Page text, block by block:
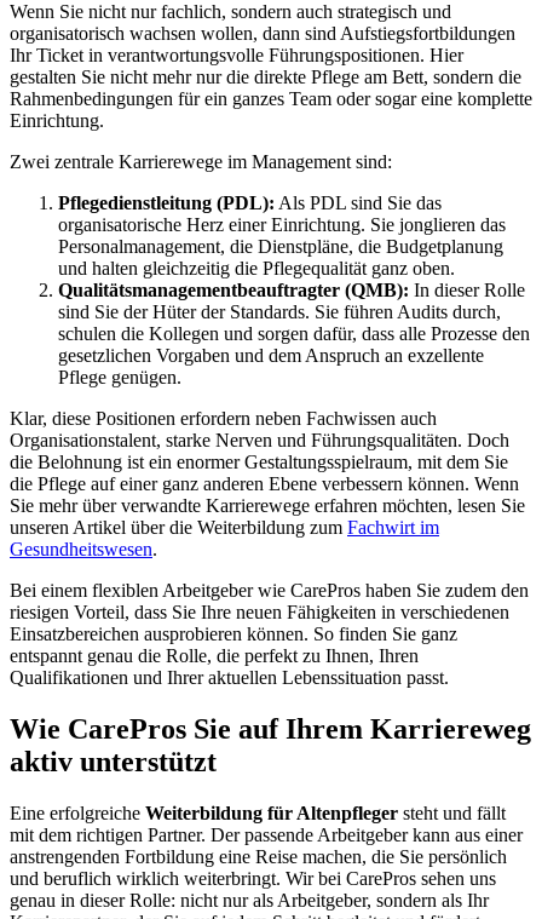
Wenn Sie nicht nur fachlich, sondern auch strategisch und
organisatorisch wachsen wollen, dann sind Aufstiegsfortbildungen
Ihr Ticket in verantwortungsvolle Führungspositionen. Hier
gestalten Sie nicht mehr nur die direkte Pflege am Bett, sondern die
Rahmenbedingungen für ein ganzes Team oder sogar eine komplette
Einrichtung.
Zwei zentrale Karrierewege im Management sind:
Pflegedienstleitung (PDL): Als PDL sind Sie das
organisatorische Herz einer Einrichtung. Sie jonglieren das
Personalmanagement, die Dienstpläne, die Budgetplanung
und halten gleichzeitig die Pflegequalität ganz oben.
Qualitätsmanagementbeauftragter (QMB): In dieser Rolle
sind Sie der Hüter der Standards. Sie führen Audits durch,
schulen die Kollegen und sorgen dafür, dass alle Prozesse den
gesetzlichen Vorgaben und dem Anspruch an exzellente
Pflege genügen.
Klar, diese Positionen erfordern neben Fachwissen auch
Organisationstalent, starke Nerven und Führungsqualitäten. Doch
die Belohnung ist ein enormer Gestaltungsspielraum, mit dem Sie
die Pflege auf einer ganz anderen Ebene verbessern können. Wenn
Sie mehr über verwandte Karrierewege erfahren möchten, lesen Sie
unseren Artikel über die Weiterbildung zum Fachwirt im
Gesundheitswesen.
Bei einem flexiblen Arbeitgeber wie CarePros haben Sie zudem den
riesigen Vorteil, dass Sie Ihre neuen Fähigkeiten in verschiedenen
Einsatzbereichen ausprobieren können. So finden Sie ganz
entspannt genau die Rolle, die perfekt zu Ihnen, Ihren
Qualifikationen und Ihrer aktuellen Lebenssituation passt.
Wie CarePros Sie auf Ihrem Karriereweg
aktiv unterstützt
Eine erfolgreiche Weiterbildung für Altenpfleger steht und fällt
mit dem richtigen Partner. Der passende Arbeitgeber kann aus einer
anstrengenden Fortbildung eine Reise machen, die Sie persönlich
und beruflich wirklich weiterbringt. Wir bei CarePros sehen uns
genau in dieser Rolle: nicht nur als Arbeitgeber, sondern als Ihr